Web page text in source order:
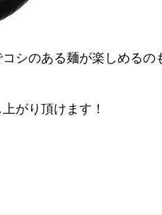
シのある麺が楽しめるの
がり頂けます！